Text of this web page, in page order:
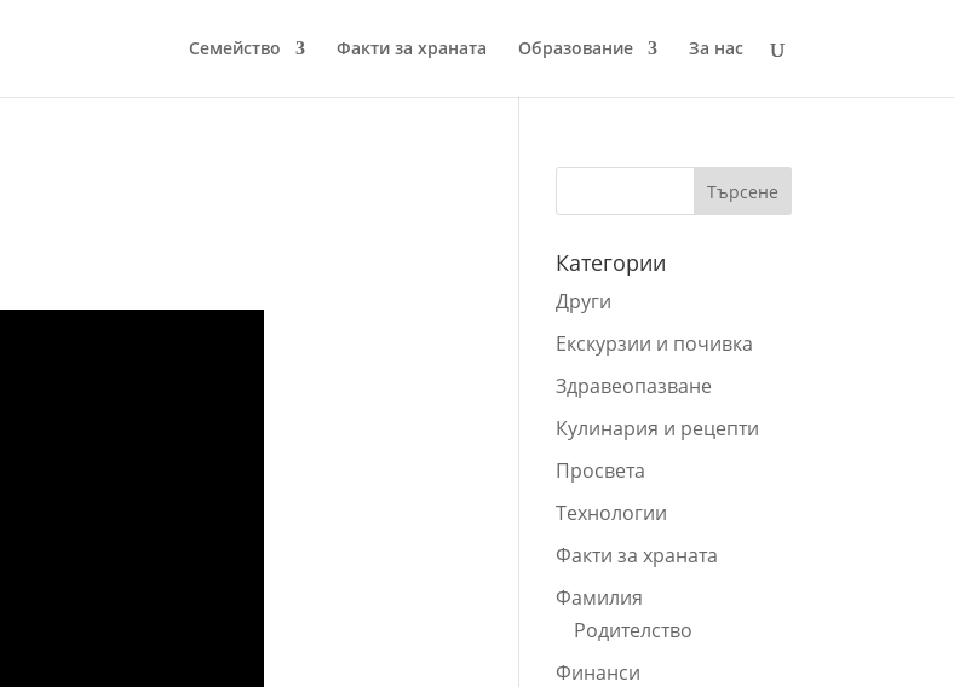
Семейство Факти за храната Образование За нас
Категории
Други
Екскурзии и почивка
Здравеопазване
Кулинария и рецепти
Просвета
Технологии
Факти за храната
Фамилия
Родителство
Финанси